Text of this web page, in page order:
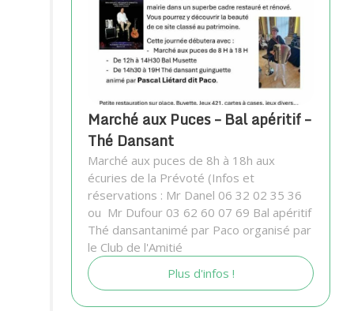
Marché aux Puces – Bal apéritif –
Thé Dansant
Marché aux puces de 8h à 18h aux
écuries de la Prévoté (Infos et
réservations : Mr Danel 06 32 02 35 36
ou Mr Dufour 03 62 60 07 69 Bal apéritif
Thé dansantanimé par Paco organisé par
le Club de l'Amitié
Plus d'infos !